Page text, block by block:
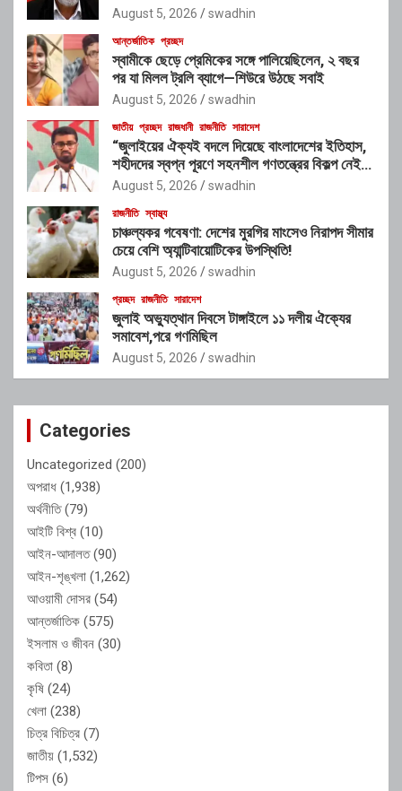
August 5, 2026 swadhin
আন্তর্জাতিক প্রচ্ছদ
স্বামীকে ছেড়ে প্রেমিকের সঙ্গে পালিয়েছিলেন, ২ বছর
পর যা মিলল ট্রলি ব্যাগে—শিউরে উঠছে সবাই
August 5, 2026 swadhin
জাতীয় প্রচ্ছদ রাজধানী রাজনীতি সারাদেশ
“জুলাইয়ের ঐক্যই বদলে দিয়েছে বাংলাদেশের ইতিহাস,
শহীদদের স্বপ্ন পূরণে সহনশীল গণতন্ত্রের বিকল্প নেই” :
রাশেদ খাঁন
August 5, 2026 swadhin
রাজনীতি স্বাস্থ্য
চাঞ্চল্যকর গবেষণা: দেশের মুরগির মাংসেও নিরাপদ সীমার
চেয়ে বেশি অ্যান্টিবায়োটিকের উপস্থিতি!
August 5, 2026 swadhin
প্রচ্ছদ রাজনীতি সারাদেশ
জুলাই অভ্যুত্থান দিবসে টাঙ্গাইলে ১১ দলীয় ঐক্যের
সমাবেশ,পরে গণমিছিল
August 5, 2026 swadhin
Categories
Uncategorized (200)
অপরাধ (1,938)
অর্থনীতি(79)
আইটি বিশ্ব (10)
আইন-আদালত(90)
আইন-শৃঙ্খলা (1,262)
আওয়ামী দোসর (54)
আন্তর্জাতিক (575)
ইসলাম ও জীবন (30)
কবিতা (8)
কৃষি (24)
খেলা (238)
চিত্র বিচিত্র (7)
জাতীয় (1,532)
টিপস (6)